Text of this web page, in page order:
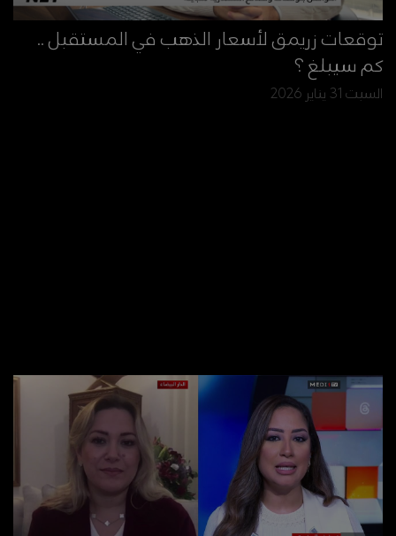
توقعات زريمق لأسعار الذهب في المستقبل ..
كم سيبلغ ؟
السبت 31 يناير 2026